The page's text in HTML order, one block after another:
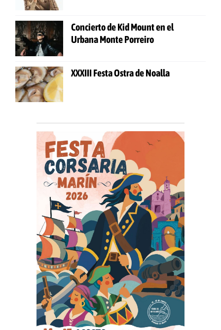
Concierto de Kid Mount en el
Urbana Monte Porreiro
XXXIII Festa Ostra de Noalla